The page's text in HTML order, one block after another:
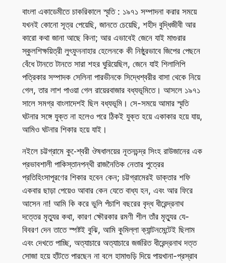
বাংলা একাডেমীতে চাকরিকালে স্মৃতি : ১৯৭১ সম্পাদনা করার সময়ে
যখনই কোনো সূত্র পেয়েছি, জানতে চেয়েছি, শহীদ বুদ্ধিজীবী আর
কারো কথা জানা আছে কিনা; আর এভাবেই জেনে যাই মাগুরার
স্কুলশিক্ষয়িত্রী লুৎফুননাহার হেলেনকে কী নিষ্ঠুরভাবে জিপের পেছনে
বেঁধে টানতে টানতে সারা শহর ঘুরিয়েছিল, জেনে যাই শিলালিপি
পত্রিকার সম্পাদক সেলিনা পারভীনকে সিদ্ধেশ্বরীর বাসা থেকে নিয়ে
গেল, তার লাশ পাওয়া গেল রায়েরবাজার বধ্যভূমিতে। আসলে ১৯৭১
সালে সমগ্র বাংলাদেশই ছিল বধ্যভূমি। সে-সময়ে আমার স্মৃতি
ঘটনার সঙ্গে যুক্ত না হলেও পরে ঠিকই যুক্ত হয়ে একাকার হয়ে যায়,
আমিও ঘটনার শিকার হয়ে যাই।
নইলে চট্টগ্রামে কু-েশ্বরী ঔষধালয়ের নূতনচন্দ্র সিংহ রাউজানের এক
প্রভাবশালী পাকিস্তানপন্থী রাজনৈতিক নেতার পুত্রের
প্রতিহিংসাপূরণের শিকার হবেন কেন; চট্টগ্রামেরই ডাক্তার শফি
একবার ছাড়া পেয়েও আবার কেন যেতে বাধ্য হন, এবং আর ফিরে
আসেন না! আমি কি করে ভুলি পঁচাশি বছরের বৃদ্ধ ধীরেন্দ্রনাথ
দত্তের মৃত্যুর কথা, কারণ ক্ষৌরকার রমণী শীল তাঁর মৃত্যুর যে-
বিবরণ দেন তাতে স্পষ্টই বুঝি, আমি কুমিল্লা ক্যান্টনমেন্টেই ছিলাম
এবং দেখতে পাচ্ছি, অত্যাচারে অত্যাচারে জর্জরিত ধীরেন্দ্রনাথ দত্ত
সোজা হয়ে হাঁটতে পারছেন না বলে হামাগুড়ি দিয়ে পায়খানা-প্রস্রাব